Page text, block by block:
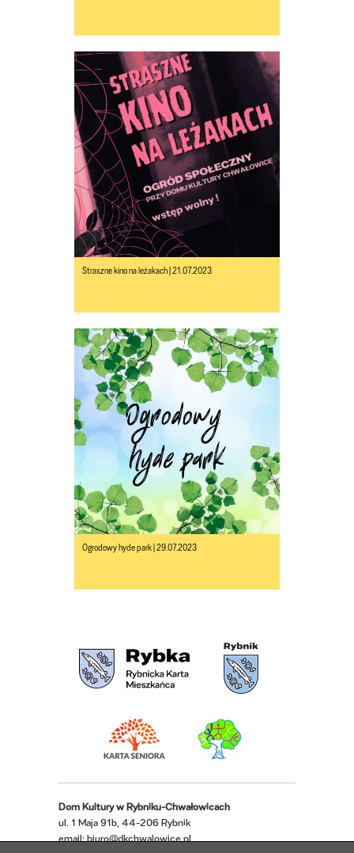
Straszne kino na leżakach | 21.07.2023
Ogrodowy hyde park | 29.07.2023
Dom Kultury w Rybniku-Chwałowicach
ul. 1 Maja 91b, 44-206 Rybnik
email:biuro@dkchwalowice.pl